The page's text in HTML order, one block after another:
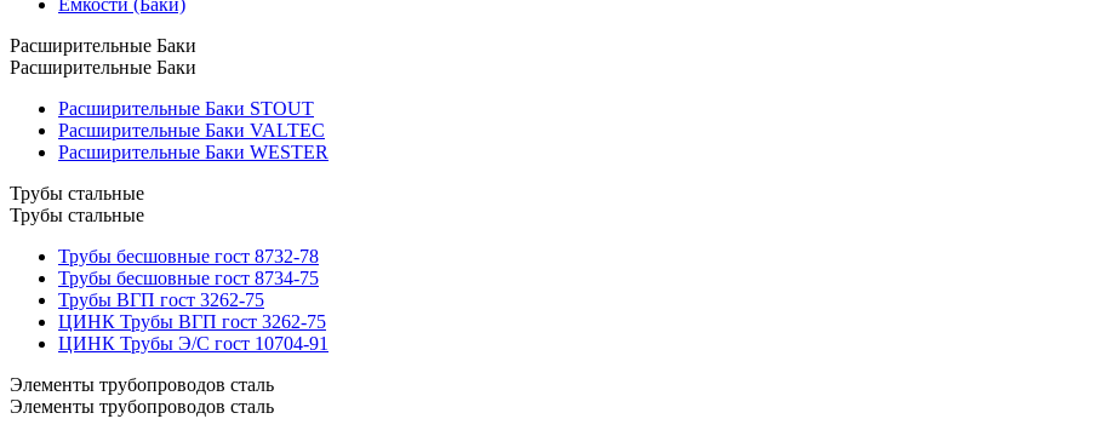
Емкости (Баки)
Расширительные Баки
Расширительные Баки
Расширительные Баки STOUT
Расширительные Баки VALTEC
Расширительные Баки WESTER
Трубы стальные
Трубы стальные
Трубы бесшовные гост 8732-78
Трубы бесшовные гост 8734-75
Трубы ВГП гост 3262-75
ЦИНК Трубы ВГП гост 3262-75
ЦИНК Трубы Э/С гост 10704-91
Элементы трубопроводов сталь
Элементы трубопроводов сталь